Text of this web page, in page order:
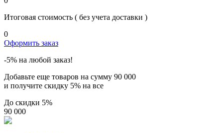
Итоговая стоимость ( без учета доставки )
0
Оформить заказ
-5% на любой заказ!
Добавьте еще товаров на сумму 90 000
и получите скидку 5% на все
До скидки 5%
90 000